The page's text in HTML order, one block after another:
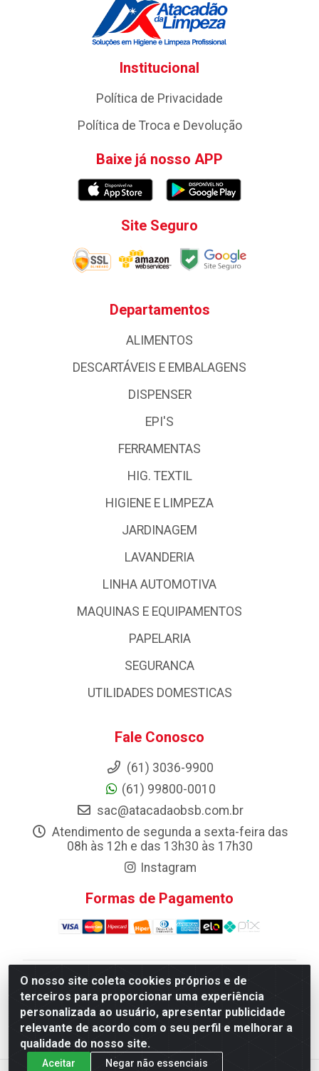
O nosso site coleta cookies próprios e de
terceiros para proporcionar uma experiência
personalizada ao usuário, apresentar publicidade
relevante de acordo com o seu perfil e melhorar a
qualidade do nosso site.
Aceitar Negar não essenciais
Institucional
Política de Privacidade
Política de Troca e Devolução
Baixe já nosso APP
Site Seguro
Departamentos
ALIMENTOS
DESCARTÁVEIS E EMBALAGENS
DISPENSER
EPI'S
FERRAMENTAS
HIG. TEXTIL
HIGIENE E LIMPEZA
JARDINAGEM
LAVANDERIA
LINHA AUTOMOTIVA
MAQUINAS E EQUIPAMENTOS
PAPELARIA
SEGURANCA
UTILIDADES DOMESTICAS
Fale Conosco
(61) 3036-9900
(61) 99800-0010
sac@atacadaobsb.com.br
Atendimento de segunda a sexta-feira das
08h às 12h e das 13h30 às 17h30
Instagram
Formas de Pagamento
Atacadao da Limpeza F. Pereira Queiroz Comercio e
Distribuicao LTDA - Quadra Qi 10 Lotes 39 e, 41 - Setor
Industrial (Taguatinga), Brasília/DF - CEP 72.135-100 -
CNPJ 13.184.675/0001-80